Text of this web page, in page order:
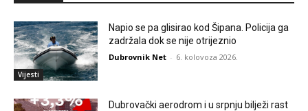
Vijesti
Napio se pa glisirao kod Šipana. Policija ga
zadržala dok se nije otrijeznio
Dubrovnik Net - 6. kolovoza 2026.
Dubrovački aerodrom i u srpnju bilježi rast